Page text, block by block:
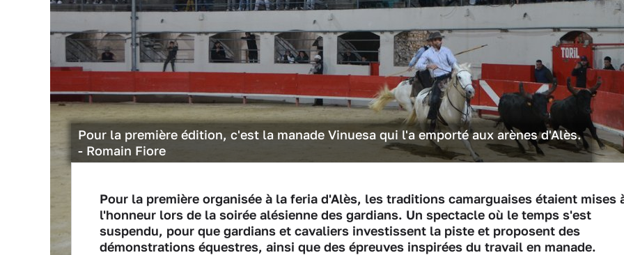
Pour la première édition, c'est la manade Vinuesa qui l'a emporté aux arènes d'Alès.
- Romain Fiore
Pour la première organisée à la feria d'Alès, les traditions camarguaises étaient mises
l'honneur lors de la soirée alésienne des gardians. Un spectacle où le temps s'est
suspendu, pour que gardians et cavaliers investissent la piste et proposent des
démonstrations équestres, ainsi que des épreuves inspirées du travail en manade.